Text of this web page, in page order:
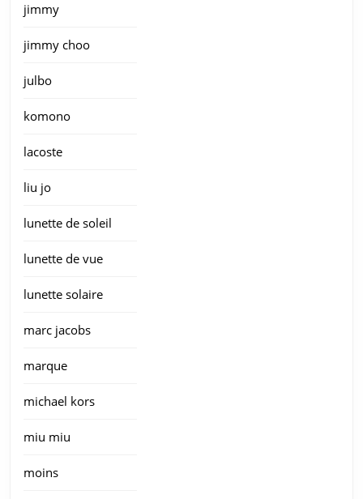
jimmy
jimmy choo
julbo
komono
lacoste
liu jo
lunette de soleil
lunette de vue
lunette solaire
marc jacobs
marque
michael kors
miu miu
moins